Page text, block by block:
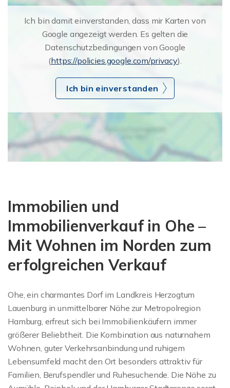
Ich bin damit einverstanden, dass mir Karten von
Google angezeigt werden. Es gelten die
Datenschutzbedingungen von Google
(https://policies.google.com/privacy).
Ich bin einverstanden
Immobilien und
Immobilienverkauf in Ohe –
Mit Wohnen im Norden zum
erfolgreichen Verkauf
Ohe, ein charmantes Dorf im Landkreis Herzogtum
Lauenburg in unmittelbarer Nähe zur Metropolregion
Hamburg, erfreut sich bei Immobilienkäufern immer
größerer Beliebtheit. Die Kombination aus naturnahem
Wohnen, guter Verkehrsanbindung und ruhigem
Lebensumfeld macht den Ort besonders attraktiv für
Familien, Berufspendler und Ruhesuchende. Die Nähe zu